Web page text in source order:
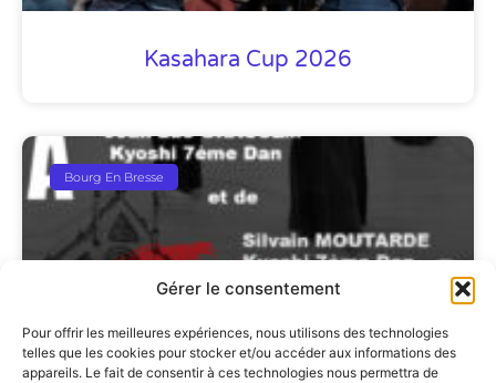
Gérer le consentement
Pour offrir les meilleures expériences, nous utilisons des technologies
telles que les cookies pour stocker et/ou accéder aux informations des
appareils. Le fait de consentir à ces technologies nous permettra de
Kasahara Cup 2026
Bourg En Bresse